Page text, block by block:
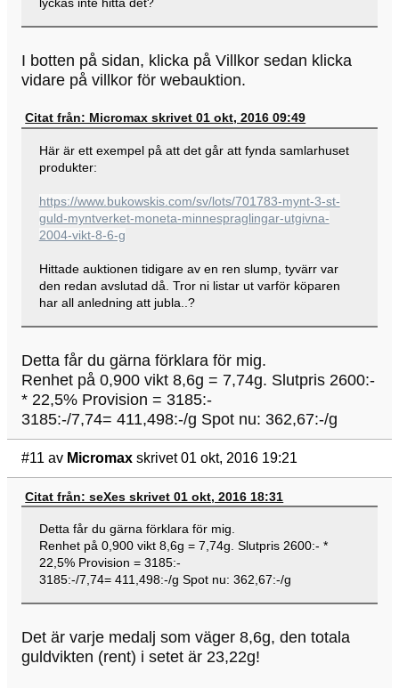
lyckas inte hitta det?
I botten på sidan, klicka på Villkor sedan klicka
vidare på villkor för webauktion.
Citat från: Micromax skrivet 01 okt, 2016 09:49
Här är ett exempel på att det går att fynda samlarhuset
produkter:
https://www.bukowskis.com/sv/lots/701783-mynt-3-st-
guld-myntverket-moneta-minnespraglingar-utgivna-
2004-vikt-8-6-g
Hittade auktionen tidigare av en ren slump, tyvärr var
den redan avslutad då. Tror ni listar ut varför köparen
har all anledning att jubla..?
Detta får du gärna förklara för mig.
Renhet på 0,900 vikt 8,6g = 7,74g. Slutpris 2600:-
* 22,5% Provision = 3185:-
3185:-/7,74= 411,498:-/g Spot nu: 362,67:-/g
#11 av Micromax skrivet 01 okt, 2016 19:21
Citat från: seXes skrivet 01 okt, 2016 18:31
Detta får du gärna förklara för mig.
Renhet på 0,900 vikt 8,6g = 7,74g. Slutpris 2600:- *
22,5% Provision = 3185:-
3185:-/7,74= 411,498:-/g Spot nu: 362,67:-/g
Det är varje medalj som väger 8,6g, den totala
guldvikten (rent) i setet är 23,22g!